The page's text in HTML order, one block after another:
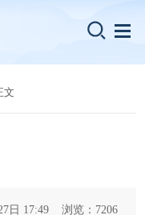
文
日 17:49 浏览： 7206